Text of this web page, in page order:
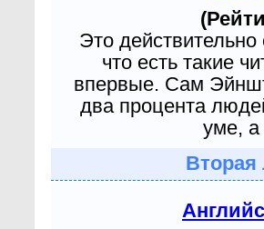
Это
что есть такие
впервые. Сам
два процента
уме, а
Вторая